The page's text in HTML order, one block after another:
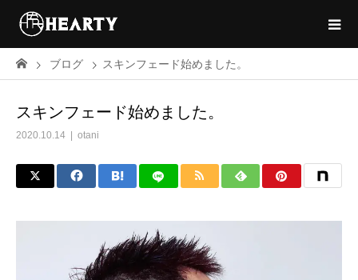
ブログ スキンフェード始めました。
スキンフェード始めました。
2020.10.14 otani